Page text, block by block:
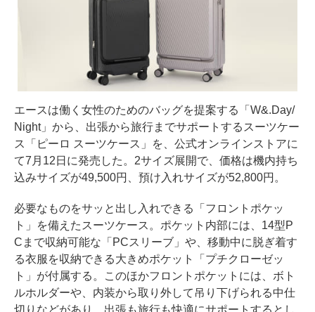
エースは働く女性のためのバッグを提案する「W&.Day/
Night」から、出張から旅行までサポートするスーツケー
ス「ピーロ スーツケース」を、公式オンラインストアに
て7月12日に発売した。2サイズ展開で、価格は機内持ち
込みサイズが49,500円、預け入れサイズが52,800円。
必要なものをサッと出し入れできる「フロントポケッ
ト」を備えたスーツケース。ポケット内部には、14型P
Cまで収納可能な「PCスリーブ」や、移動中に脱ぎ着す
る衣服を収納できる大きめポケット「プチクローゼッ
ト」が付属する。このほかフロントポケットには、ボト
ルホルダーや、内装から取り外して吊り下げられる中仕